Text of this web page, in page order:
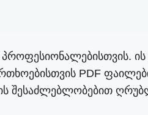
PDF
შესაძლებლობებით